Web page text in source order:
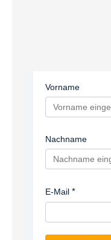
Vorname
Nachname
E-Mail